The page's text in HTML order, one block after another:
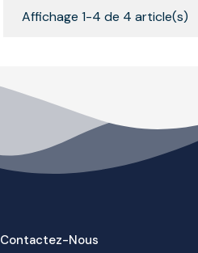
Affichage 1-4 de 4 article(s)
Contactez-Nous